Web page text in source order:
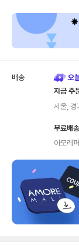
배송
지금 주
서울, 경
무료배송
아모레